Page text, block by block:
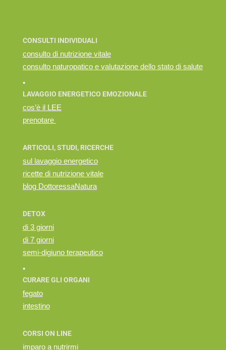
CONSULTI INDIVIDUALI
consulto di nutrizione vitale
consulto naturopatico e valutazione dello stato di salute
•
LAVAGGIO ENERGETICO EMOZIONALE
cos’è il LEE
prenotare
ARTICOLI, STUDI, RICERCHE
sul lavaggio energetico
ricette di nutrizione vitale
blog DottoressaNatura
DETOX
di 3 giorni
di 7 giorni
semi-digiuno terapeutico
•
CURARE GLI ORGANI
fegato
intestino
CORSI ON LINE
imparo a nutrirmi